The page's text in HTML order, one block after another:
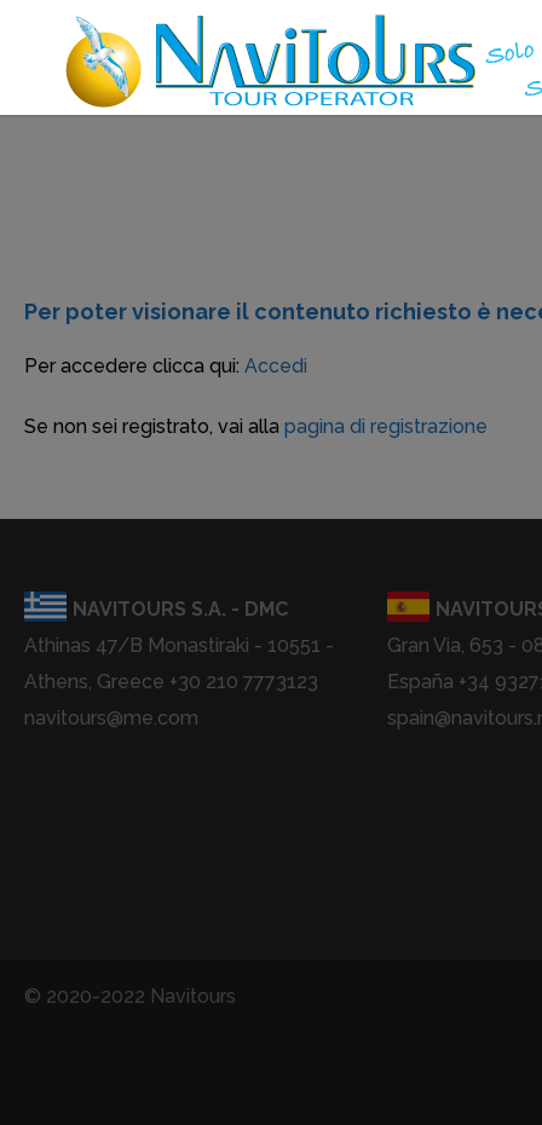
Per poter visionare il contenuto richiesto è
Per accedere clicca qui: Accedi
Se non sei registrato, vai alla pagina di registrazione
NAVITOURS S.A. - DMC
Athinas 47/B Monastiraki - 10551 -
Athens, Greece +30 210 7773123
navitours@me.com
Gran Via, 653 -
España +34
© 2020-2022 Navitours